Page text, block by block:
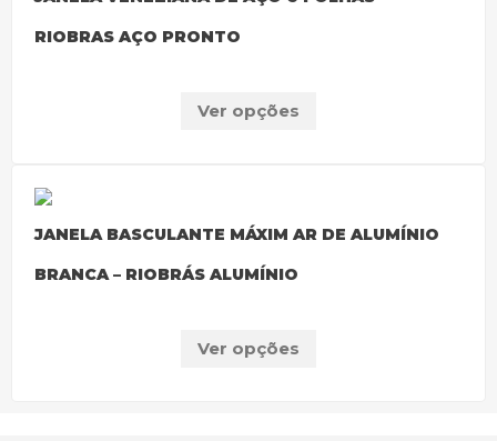
RIOBRAS AÇO PRONTO
Ver opções
JANELA BASCULANTE MÁXIM AR DE ALUMÍNIO
BRANCA – RIOBRÁS ALUMÍNIO
Ver opções